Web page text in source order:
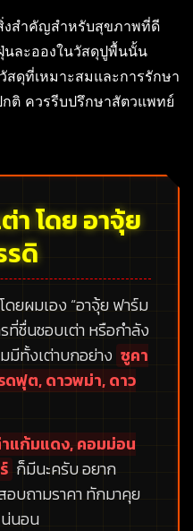
งสำคัญสำหรับสุขภาพที่ดี
นละอองในวัสดุปูพื้นนั้น
สดุที่เหมาะสมและการรักษา
ติ ควรรีบปรึกษาสัตวแพทย์
า โดย อาจุ้ย
รดิ
ยผมเอง “อาจุ้ย ฟาร์ม
ที่ชื่นชอบเต่า หรือกำลัง
มีทั้งเต่าบกอย่าง ซูคา
ดฟุต, ดาวพม่า, ดาว
าแก้มแดง, คอมม่อน
ก็มีนะครับ อยาก
อบถามราคา ทักมาคุย
น่นอน